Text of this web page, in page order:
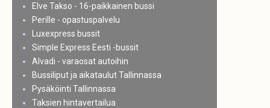
Elve Takso - 16-paikkainen bussi
Perille - opastuspalvelu
Luxexpress bussit
Simple Express Eesti -bussit
Alvadi - varaosat autoihin
Bussiliput ja aikataulut Tallinnassa
Pysäköinti Tallinnassa
Taksien hintavertailua